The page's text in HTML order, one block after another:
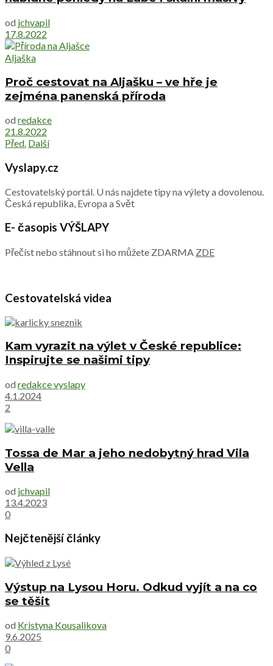
od jchvapil
17.8.2022
Aljaška
Proč cestovat na Aljašku – ve hře je
zejména panenská příroda
od redakce
21.8.2022
Před. Další
Vyslapy.cz
Cestovatelský portál. U nás najdete tipy na výlety a dovolenou.
Česká republika, Evropa a Svět
E- časopis VÝŠLAPY
Přečíst nebo stáhnout si ho můžete ZDARMA ZDE
Cestovatelská videa
Kam vyrazit na výlet v České republice:
Inspirujte se našimi tipy
od redakce vyslapy
4.1.2024
2
Tossa de Mar a jeho nedobytný hrad Vila
Vella
od jchvapil
13.4.2023
0
Nejčtenější články
Výstup na Lysou Horu. Odkud vyjít a na co
se těšit
od Kristyna Kousalikova
9.6.2025
0